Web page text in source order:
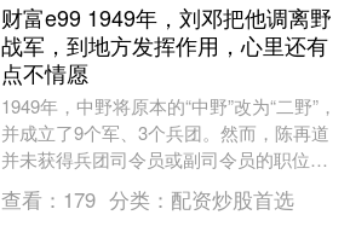
财富e99 1949年，刘邓把他调离野
战军，到地方发挥作用，心里还有
点不情愿
1949年，中野将原本的“中野”改为“二野”，
并成立了9个军、3个兵团。然而，陈再道
并未获得兵团司令员或副司令员的职位，
甚至连军长的位置都没有给他安排，而是
被调....
查看： 179 分类： 配资炒股首选